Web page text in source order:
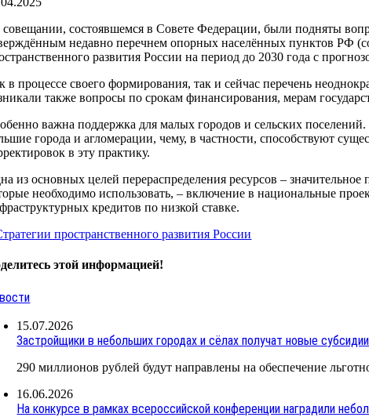
состоявшемся в Совете Федерации, были подняты
недавно перечнем опорных населённых пунктов РФ
развития России на период до 2030 года с
в процессе своего формирования, так и сейчас перечень
также вопросы по срокам финансирования, мерам
важна поддержка для малых городов и сельских
города и агломерации, чему, в частности, способствуют
в эту практику.
из основных целей перераспределения ресурсов –
необходимо использовать, – включение в национальные
кредитов по низкой ставке.
пространственного развития России
этой информацией!
15.07.2026
Застройщики в небольших городах и сёлах получат новые
290 миллионов рублей будут направлены на обеспечение
16.06.2026
На конкурсе в рамках всероссийской конференции наградили